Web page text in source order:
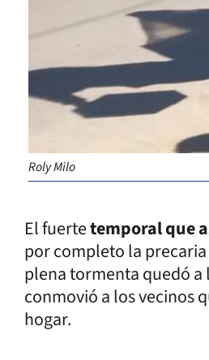
Roly Milo
El fuertetemporal que
por completo la
plena tormenta quedó a
conmovió a los vecinos
hogar.